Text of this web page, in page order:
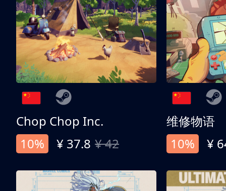
Chop Chop Inc.
10%
¥ 37.8 ¥ 42
维修物语
10%
¥